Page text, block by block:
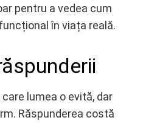
pentru a vedea cum
în viața reală.
lumea o evită, dar
Răspunderea costă